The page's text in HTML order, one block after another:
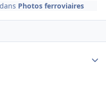
dans Photos ferroviaires